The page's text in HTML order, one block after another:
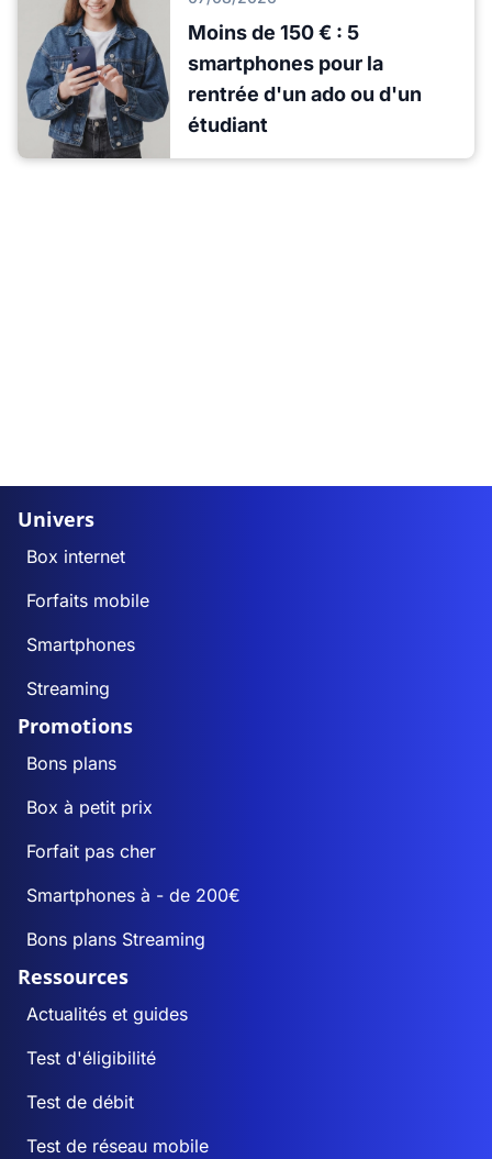
Moins de 150 € : 5
smartphones pour la
rentrée d'un ado ou d'un
étudiant
Univers
Box internet
Forfaits mobile
Smartphones
Streaming
Promotions
Bons plans
Box à petit prix
Forfait pas cher
Smartphones à - de 200€
Bons plans Streaming
Ressources
Actualités et guides
Test d'éligibilité
Test de débit
Test de réseau mobile